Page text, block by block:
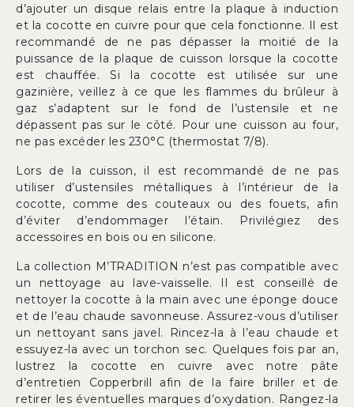
d’ajouter un disque relais entre la plaque à induction
et la cocotte en cuivre pour que cela fonctionne. Il est
recommandé de ne pas dépasser la moitié de la
puissance de la plaque de cuisson lorsque la cocotte
est chauffée. Si la cocotte est utilisée sur une
gazinière, veillez à ce que les flammes du brûleur à
gaz s’adaptent sur le fond de l’ustensile et ne
dépassent pas sur le côté. Pour une cuisson au four,
ne pas excéder les 230°C (thermostat 7/8).
Lors de la cuisson, il est recommandé de ne pas
utiliser d’ustensiles métalliques à l’intérieur de la
cocotte, comme des couteaux ou des fouets, afin
d’éviter d’endommager l’étain. Privilégiez des
accessoires en bois ou en silicone.
La collection M’TRADITION n’est pas compatible avec
un nettoyage au lave-vaisselle. Il est conseillé de
nettoyer la cocotte à la main avec une éponge douce
et de l’eau chaude savonneuse. Assurez-vous d’utiliser
un nettoyant sans javel. Rincez-la à l’eau chaude et
essuyez-la avec un torchon sec. Quelques fois par an,
lustrez la cocotte en cuivre avec notre pâte
d’entretien Copperbrill afin de la faire briller et de
retirer les éventuelles marques d’oxydation. Rangez-la